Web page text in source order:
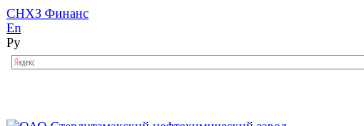
СНХЗ Финанс
En
Ру